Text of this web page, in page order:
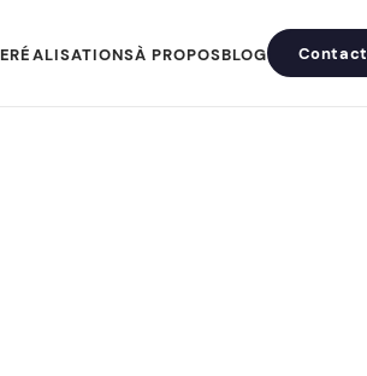
RÉALISATIONSÀ PROPOSBLOG Contact